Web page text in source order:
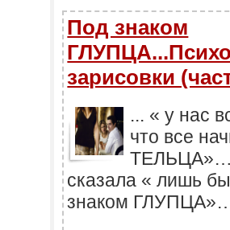
Под знаком
зарисовки
... « у нас
что все
ТЕЛЬЦА»…
сказала « лишь
знаком